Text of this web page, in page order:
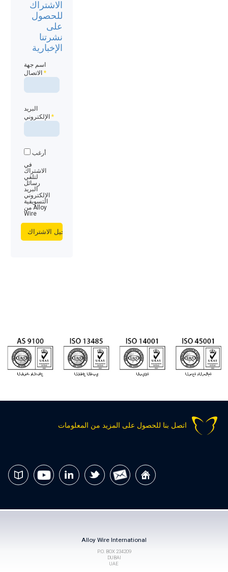
الاشتراك
للحصول
على
نشرتنا
الإخبارية
اسم جهة
الاتصال*
البريد
الإلكتروني*
أرغب
في
الاشتراك
لتلقي
رسائل
البريد
الإلكتروني
التسويقية
من Alloy
Wire
اتصل بنا للحصول على المزيد من المعلومات
Alloy Wire International
P.O. BOX 234209
DUBAI
UAE